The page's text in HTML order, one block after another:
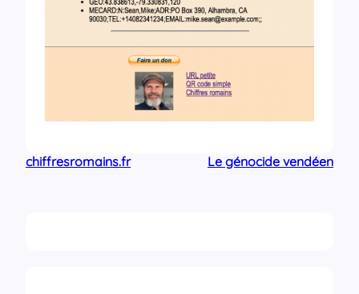
chiffresromains.fr Le génocide vendéen